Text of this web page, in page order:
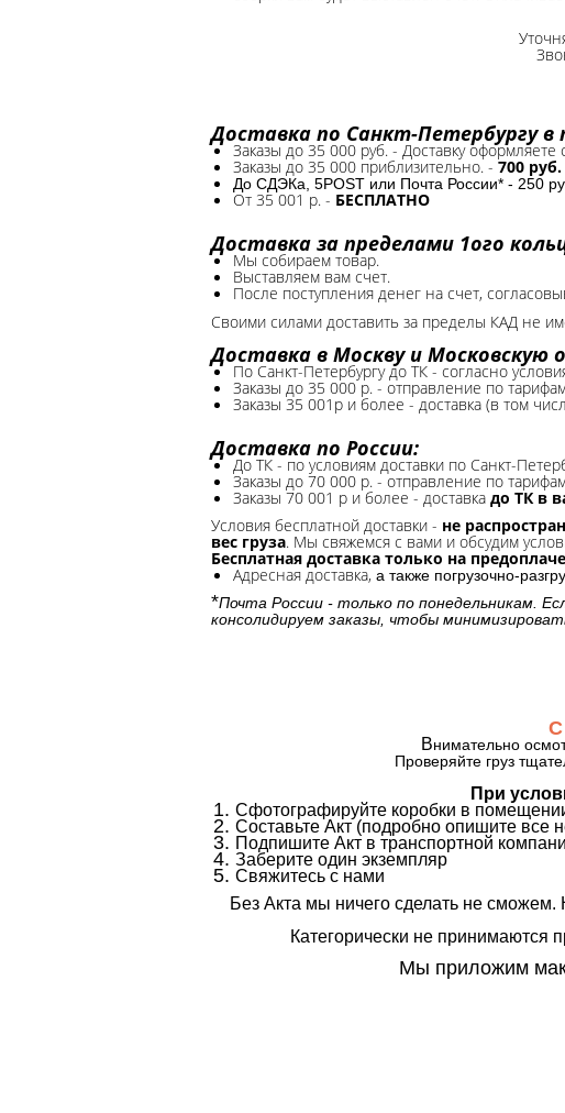
Доставка по Санкт-Петербургу в
Заказы до 35 000 руб. - Доставку
Заказы до 35 000 приблизительно. - 700 руб.
До СДЭКа, 5POST или Почта России* - 250
От 35 001 р. - БЕСПЛАТНО
Доставка за пределами 1ого
Мы собираем товар.
Выставляем вам счет.
После поступления денег на счет,
Своими силами доставить за пределы КАД не
Доставка в Москву и Московскую
По Санкт-Петербургу до ТК - согласно
Заказы до 35 000 р. - отправление по
Заказы 35 001р и более - доставка (в том
Доставка по России:
До ТК - по условиям доставки по Санкт-
Заказы до 70 000 р. - отправление по
Заказы 70 001 р и более - доставка до ТК в
Условия бесплатной доставки - не
вес груза. Мы свяжемся с вами и обсудим
Бесплатная доставка только на
Адресная доставка, а также погрузочно-
*Почта России - только по понедельникам.
консолидируем заказы, чтобы
С
Внимательно
Проверяйте груз
При
Сфотографируйте коробки в
Составьте Акт (подробно опишите все
Подпишите Акт в транспортной
Заберите один экземпляр
Свяжитесь с нами
Без Акта мы ничего сделать не сможем.
Категорически не принимаются
Мы приложим